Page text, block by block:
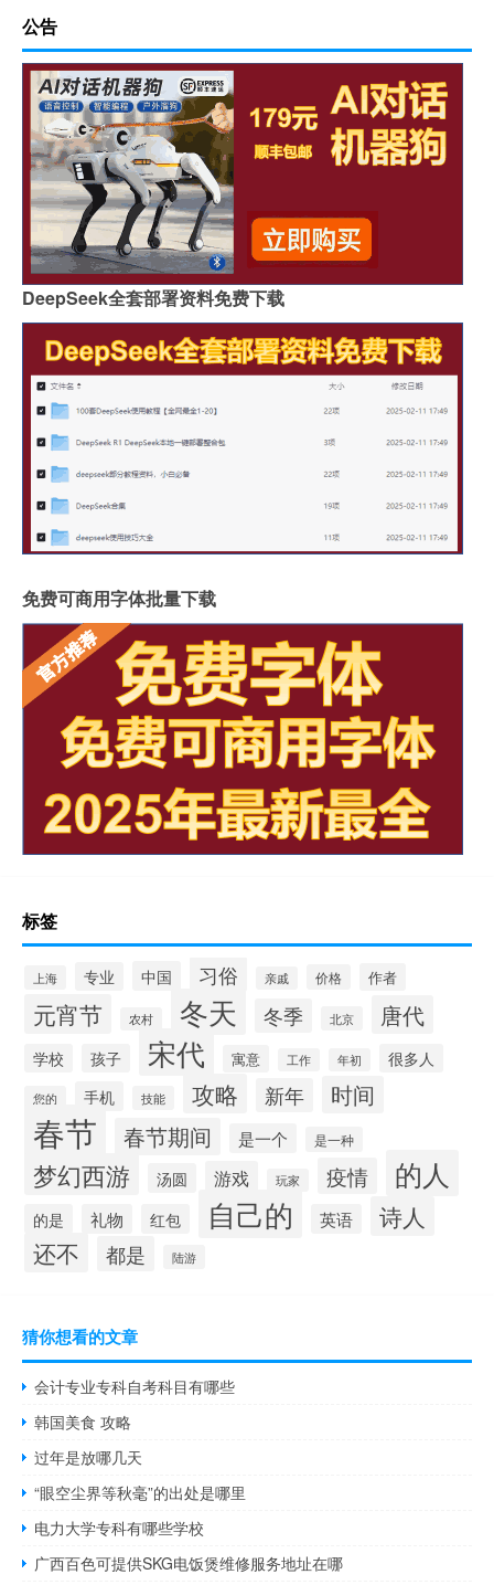
公告
DeepSeek全套部署资料免费下载
免费可商用字体批量下载
标签
上海 专业 中国 习俗 亲戚 价格 作者
元宵节 农村 冬天 冬季 北京 唐代
学校 孩子 宋代 寓意 工作 年初 很多人
您的 手机 技能 攻略 新年 时间
春节 春节期间 是一个 是一种
梦幻西游 汤圆 游戏 玩家 疫情 的人
的是 礼物 红包 自己的 英语
诗人
还不
都是 陆游
猜你想看的文章
会计专业专科自考科目有哪些
韩国美食 攻略
过年是放哪几天
“眼空尘界等秋毫”的出处是哪里
电力大学专科有哪些学校
广西百色可提供SKG电饭煲维修服务地址在哪